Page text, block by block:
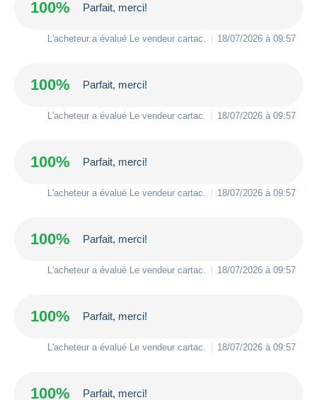
100% Parfait, merci!
L'acheteur a évalué Le vendeur cartac 18/07/2026 à 09:57
100% Parfait, merci!
L'acheteur a évalué Le vendeur cartac 18/07/2026 à 09:57
100% Parfait, merci!
L'acheteur a évalué Le vendeur cartac 18/07/2026 à 09:57
100% Parfait, merci!
L'acheteur a évalué Le vendeur cartac 18/07/2026 à 09:57
100% Parfait, merci!
L'acheteur a évalué Le vendeur cartac 18/07/2026 à 09:57
100% Parfait, merci!